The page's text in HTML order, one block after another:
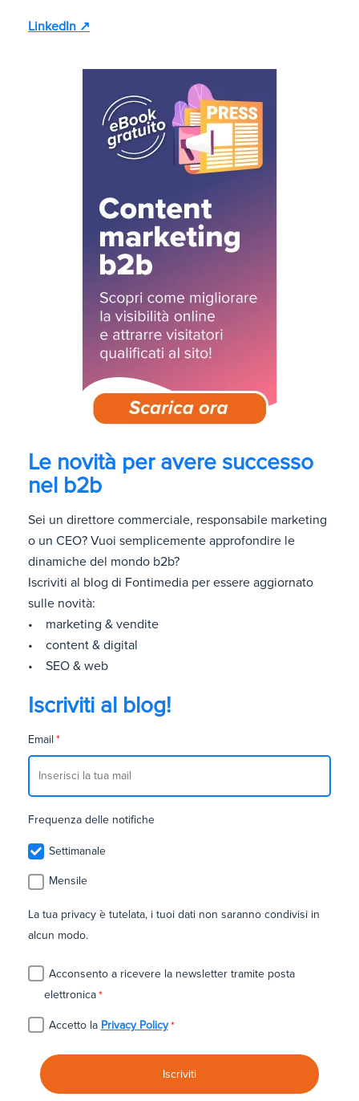
LinkedIn ↗
Le novità per avere successo
nel b2b
Sei un direttore commerciale, responsabile marketing
o un CEO? Vuoi semplicemente approfondire le
dinamiche del mondo b2b?
Iscriviti al blog di Fontimedia per essere aggiornato
sulle novità:
• marketing & vendite
• content & digital
• SEO & web
Iscriviti al blog!
Email *
Frequenza delle notifiche
Settimanale
Mensile
La tua privacy è tutelata, i tuoi dati non saranno condivisi in
alcun modo.
Acconsento a ricevere la newsletter tramite posta
elettronica*
Accetto la Privacy Policy *